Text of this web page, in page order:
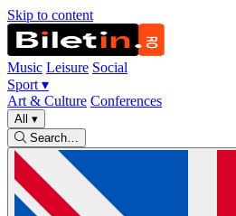
Skip to content
Music Leisure Social
Sport ▾
Art & Culture Conferences
All ▾
Search…